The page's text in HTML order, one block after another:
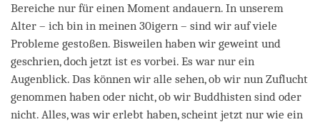
Bereiche nur für einen Moment andauern. In unserem
Alter – ich bin in meinen 30igern – sind wir auf viele
Probleme gestoßen. Bisweilen haben wir geweint und
geschrien, doch jetzt ist es vorbei. Es war nur ein
Augenblick. Das können wir alle sehen, ob wir nun Zuflucht
genommen haben oder nicht, ob wir Buddhisten sind oder
nicht. Alles, was wir erlebt haben, scheint jetzt nur wie ein